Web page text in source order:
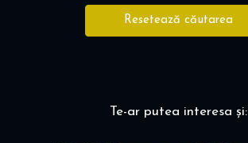
Resetează căutarea
Te-ar putea interesa și: